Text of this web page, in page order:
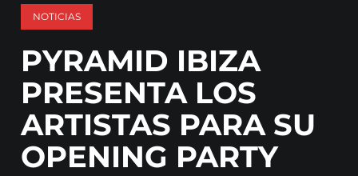
NOTICIAS
PYRAMID IBIZA
PRESENTA LOS
ARTISTAS PARA SU
OPENING PARTY